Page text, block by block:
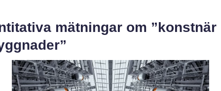
mätningar om ”konstnär